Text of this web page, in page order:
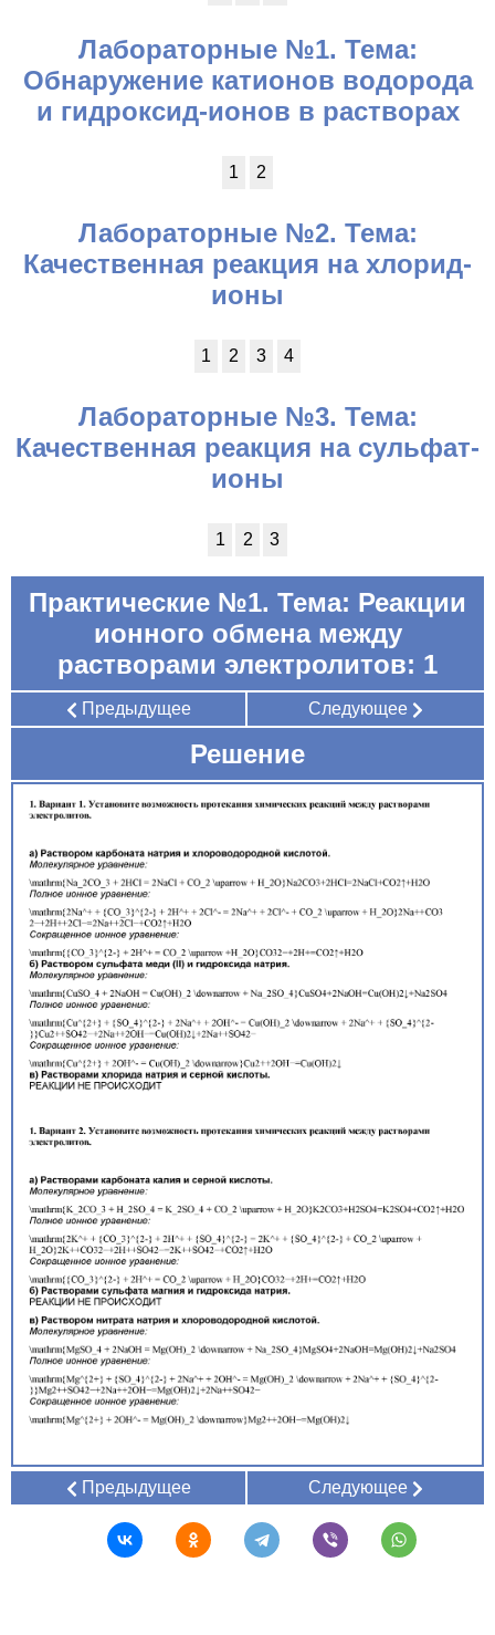
Лабораторные №1. Тема:
Обнаружение катионов водорода
и гидроксид-ионов в растворах
1 2
Лабораторные №2. Тема:
Качественная реакция на хлорид-
ионы
1 2 3 4
Лабораторные №3. Тема:
Качественная реакция на сульфат-
ионы
1 2 3
Практические №1. Тема: Реакции
ионного обмена между
растворами электролитов: 1
Предыдущее Следующее
Решение
Предыдущее Следующее